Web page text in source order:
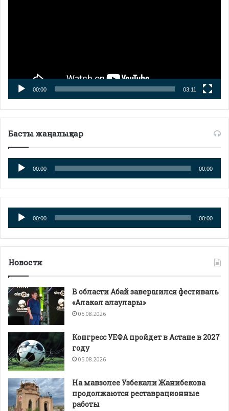
00:00 03:11
Басты жаңалықтар
Аудиоплеер
00:00 00:00
Аудиоплеер
00:00 00:00
Новости
В области Абай завершился фестиваль
«Алакөл алаулары»
05.08.2026
Конгресс УЕФА пройдет в Астане в 2027
году
05.08.2026
На мавзолее Узбекали Жанибекова
продолжаются реставрационные
работы